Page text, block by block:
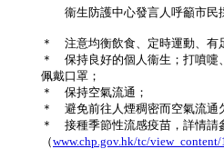
衞生防護中心發言人呼籲市民
＊ 注意均衡飲食、定時運動、有
＊ 保持良好的個人衞生；打噴嚏
佩戴口罩；
＊ 保持空氣流通；
＊ 避免前往人煙稠密而空氣流通
＊ 接種季節性流感疫苗，詳情請
（www.chp.gov.hk/tc/